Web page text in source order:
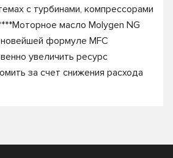
с турбинами, компрессорами
масло Molygen NG
формуле MFC
увеличить ресурс
за счет снижения расхода